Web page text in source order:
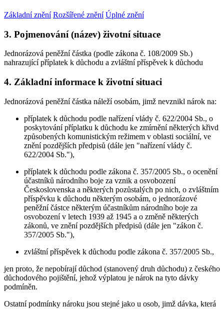
Základní znění Rozšířené znění Úplné znění
3. Pojmenování (název) životní situace
Jednorázová peněžní částka (podle zákona č. 108/2009 Sb.)
nahrazující příplatek k důchodu a zvláštní příspěvek k důchodu
4. Základní informace k životní situaci
Jednorázová peněžní částka náleží osobám, jimž nevznikl nárok na:
příplatek k důchodu podle nařízení vlády č. 622/2004 Sb., o
poskytování příplatku k důchodu ke zmírnění některých křivd
způsobených komunistickým režimem v oblasti sociální, ve
znění pozdějších předpisů (dále jen "nařízení vlády č.
622/2004 Sb."),
příplatek k důchodu podle zákona č. 357/2005 Sb., o ocenění
účastníků národního boje za vznik a osvobození
Československa a některých pozůstalých po nich, o zvláštním
příspěvku k důchodu některým osobám, o jednorázové
peněžní částce některým účastníkům národního boje za
osvobození v letech 1939 až 1945 a o změně některých
zákonů, ve znění pozdějších předpisů (dále jen "zákon č.
357/2005 Sb."),
zvláštní příspěvek k důchodu podle zákona č. 357/2005 Sb.,
jen proto, že nepobírají důchod (stanovený druh důchodu) z českého
důchodového pojištění, jehož výplatou je nárok na tyto dávky
podmíněn.
Ostatní podmínky nároku jsou stejné jako u osob, jimž dávka, která